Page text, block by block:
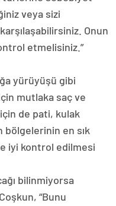
veya sizi
Onun
etmelisiniz.”
yürüyüşü gibi
mutlaka saç ve
de pati, kulak
bölgelerinin en sık
iyi kontrol edilmesi
bilinmiyorsa
“Bunu